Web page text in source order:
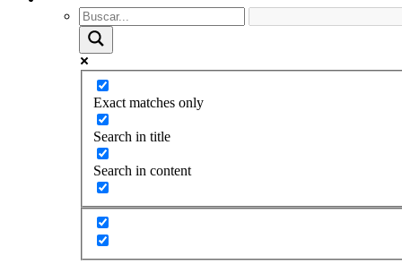
Exact matches only
Search in title
Search in content